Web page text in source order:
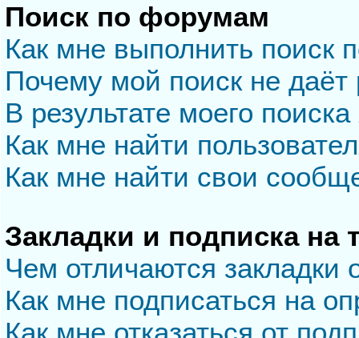
Поиск по форумам
Как мне выполнить
Почему мой поиск не даёт
В результате моего
Как мне найти
Как мне найти свои
Закладки и подписка на
Чем отличаются закладки
Как мне подписаться на